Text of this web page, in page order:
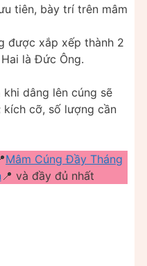
tiên, bày trí trên mâm
được xắp xếp thành 2
là Đức Ông.
dâng lên cúng sẽ
cỡ, số lượng cần
Mâm Cúng Đầy Tháng
📍 và đầy đủ nhất